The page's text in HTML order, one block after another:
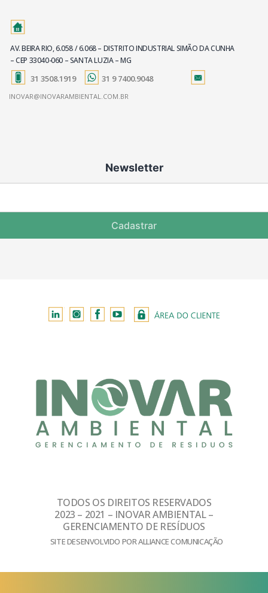
AV. BEIRA RIO, 6.058 / 6.068 – DISTRITO INDUSTRIAL SIMÃO DA CUNHA
– CEP 33040-060 – SANTA LUZIA – MG
31 3508.1919 31 9 7400.9048
INOVAR@INOVARAMBIENTAL.COM.BR
Newsletter
Cadastrar
TODOS OS DIREITOS RESERVADOS
2023 – 2021 – INOVAR AMBIENTAL –
GERENCIAMENTO DE RESÍDUOS
SITE DESENVOLVIDO POR ALLIANCE COMUNICAÇÃO